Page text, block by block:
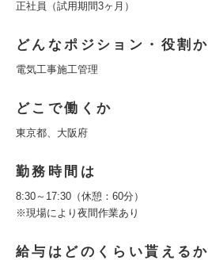
正社員（試用期間3ヶ月）
どんなポジション・役割か
電気工事施工管理
どこで働くか
東京都、大阪府
勤務時間は
8:30～17:30（休憩：60分）
※現場により夜間作業あり
給与はどのくらい貰えるか